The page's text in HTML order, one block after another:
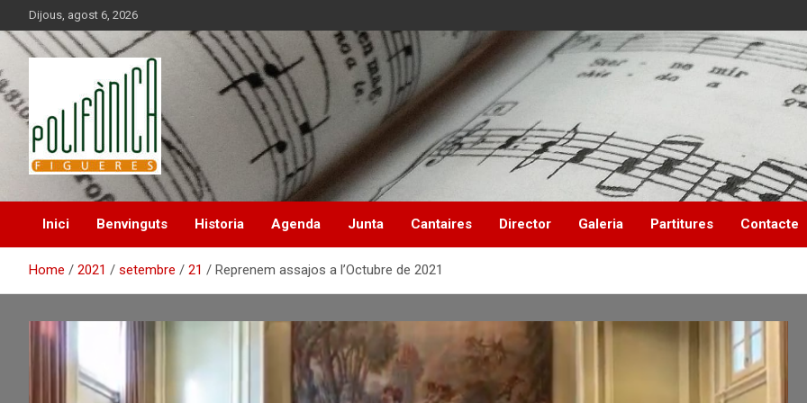
to
content
Dijous, agost 6, 2026
Inici Benvinguts Historia Agenda Junta Cantaires Director Galeria Partitures Contacte
Home 2021 setembre 21 Reprenem assajos a l’Octubre de 2021